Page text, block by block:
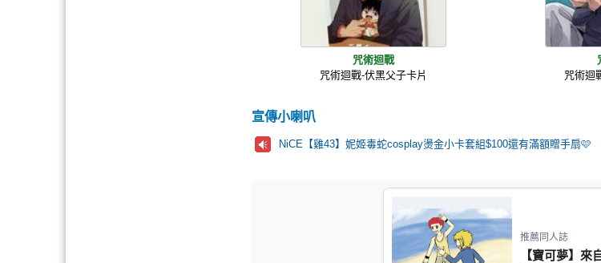
咒術迴戰
咒術迴戰-伏黑父子卡片
咒術迴
宣傳小喇叭
NiCE【雞43】妮姬毒蛇cosplay燙金小卡套組$100還有滿額贈手扇🩷
推薦同人誌
【寶可夢】來